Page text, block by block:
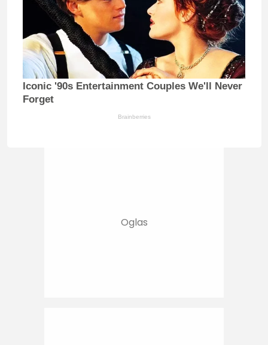
Iconic '90s Entertainment Couples We'll Never
Forget
Brainberries